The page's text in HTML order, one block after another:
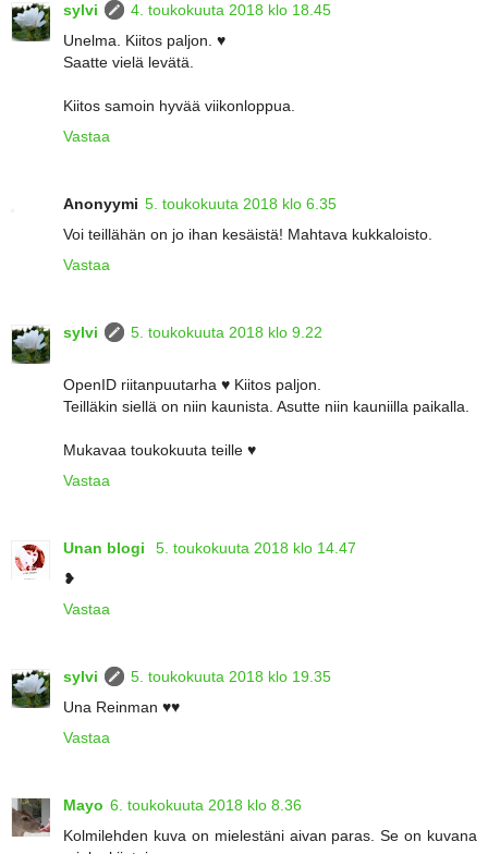
sylvi
4. toukokuuta 2018 klo 18.45
Unelma. Kiitos paljon. ♥
Saatte vielä levätä.
Kiitos samoin hyvää viikonloppua.
Vastaa
Anonyymi 5. toukokuuta 2018 klo 6.35
Voi teillähän on jo ihan kesäistä! Mahtava kukkaloisto.
Vastaa
sylvi 5. toukokuuta 2018 klo 9.22
OpenID riitanpuutarha ♥ Kiitos paljon.
Teilläkin siellä on niin kaunista. Asutte niin kauniilla paikalla.
Mukavaa toukokuuta teille ♥
Vastaa
Unan blogi
5. toukokuuta 2018 klo 14.47
❥
Vastaa
sylvi
5. toukokuuta 2018 klo 19.35
Una Reinman ♥♥
Vastaa
Mayo 6. toukokuuta 2018 klo 8.36
Kolmilehden kuva on mielestäni aivan paras. Se on kuvana